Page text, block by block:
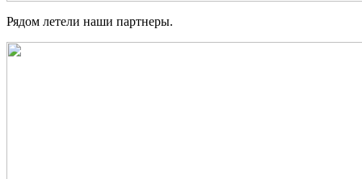
Рядом летели наши партнеры.